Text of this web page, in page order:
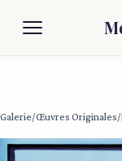
Biographie
Contact
Galerie/Œuvres Originales/